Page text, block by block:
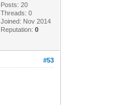
Posts: 20
Threads: 0
Joined: Nov 2014
Reputation:0
#53